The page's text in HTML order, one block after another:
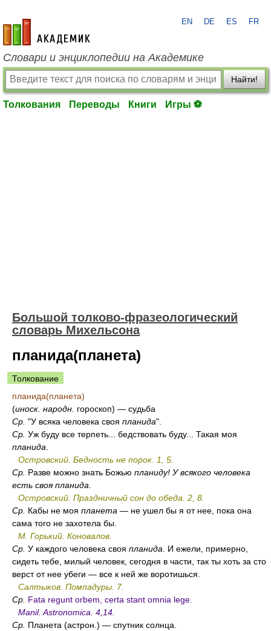
academic.ru
EN DE ES FR
Словари и энциклопедии на Академике
Найти!
Толкования Переводы Книги Игры ⚽
Большой толково-фразеологический
словарь Михельсона
планида(планета)
Толкование
планида(планета)
(иноск. народн. гороскоп) — судьба
Ср. "У всяка человека своя планида".
Ср. Уж буду все терпеть... бедствовать буду... Такая моя
планида
Островский. Бедность не порок. 1, 5.
Ср. Разве можно знать Божью планиду! У всякого человека
есть своя планида
Островский. Праздничный сон до обеда. 2, 8.
Ср. Кабы не моя планета — не ушел бы я от нее, пока она
сама того не захотела бы.
М. Горький. Коновалов.
Ср. У каждого человека своя планида . И ежели, примерно,
сидеть тебе, милый человек, сегодня в части, так ты хоть за сто
верст от нее убеги — все к ней же воротишься.
Салтыков. Помпадуры. 7.
Ср. Fata regunt orbem, certa stant omnia lege.
Manil. Astronomica. 4,14.
Ср. Планета (астрон.) — спутник солнца.